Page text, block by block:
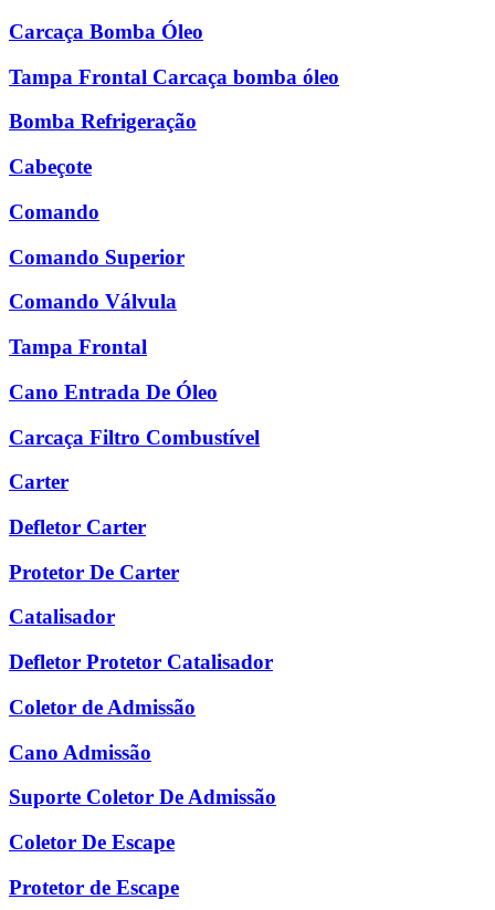
Carcaça Bomba Óleo
Tampa Frontal Carcaça bomba óleo
Bomba Refrigeração
Cabeçote
Comando
Comando Superior
Comando Válvula
Tampa Frontal
Cano Entrada De Óleo
Carcaça Filtro Combustível
Carter
Defletor Carter
Protetor De Carter
Catalisador
Defletor Protetor Catalisador
Coletor de Admissão
Cano Admissão
Suporte Coletor De Admissão
Coletor De Escape
Protetor de Escape